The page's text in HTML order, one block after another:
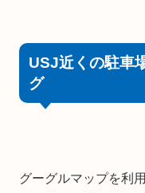
USJ近くの駐車
グ
グーグルマップを利